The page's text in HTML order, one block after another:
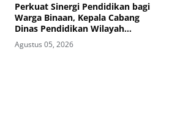
Perkuat Sinergi Pendidikan bagi
Warga Binaan, Kepala Cabang
Dinas Pendidikan Wilayah
Madiun Kunjungi Lapas Madiun
Agustus 05, 2026